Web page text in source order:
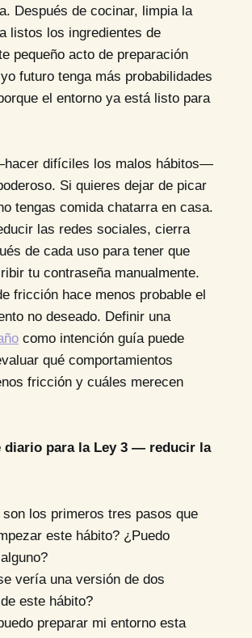
Después de cocinar, limpia la
listos los ingredientes de
pequeño acto de preparación
futuro tenga más probabilidades
el entorno ya está listo para
difíciles los malos hábitos—
Si quieres dejar de picar
tengas comida chatarra en casa.
las redes sociales, cierra
de cada uso para tener que
tu contraseña manualmente.
fricción hace menos probable el
no deseado. Definir una
como intención guía puede
qué comportamientos
fricción y cuáles merecen
diario para la Ley 3 — reducir la
son los primeros tres pasos que
este hábito? ¿Puedo
vería una versión de dos
este hábito?
preparar mi entorno esta